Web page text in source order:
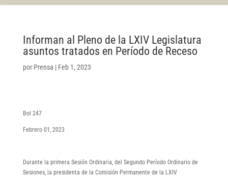
Informan al Pleno de la LXIV Legislatura
asuntos tratados en Período de Receso
por Prensa | Feb 1, 2023
Bol 247
Febrero 01, 2023
Durante la primera Sesión Ordinaria, del Segundo Período Ordinario de
Sesiones, la presidenta de la Comisión Permanente de la LXIV